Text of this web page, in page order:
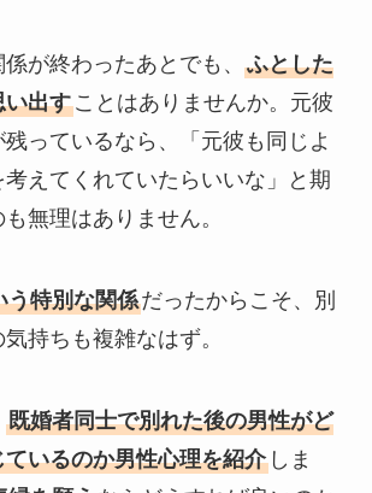
が終わったあとでも、 ふとした
い出すことはありませんか。元彼
っているなら、「元彼も同じよ
考えてくれていたらいいな」と期
無理はありません。
う特別な関係だったからこそ、別
持ちも複雑なはず。
既婚者同士で別れた後の男性がど
いるのか男性心理を紹介しま